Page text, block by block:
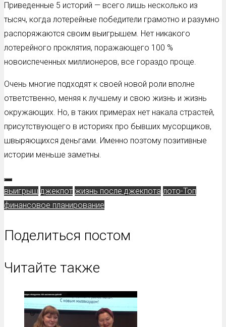
Приведенные 5 историй — всего лишь несколько из
тысяч, когда лотерейные победители грамотно и разумно
распоряжаются своим выигрышем. Нет никакого
лотерейного проклятия, поражающего 100 %
новоиспеченных миллионеров, все гораздо проще.
Очень многие подходят к своей новой роли вполне
ответственно, меняя к лучшему и свою жизнь и жизнь
окружающих. Но, в таких примерах нет накала страстей,
присутствующего в историях про бывших мусорщиков,
швыряющихся деньгами. Именно поэтому позитивные
истории меньше заметны.
выигрыш джекпот жизнь после джекпота лото-Топ
финансовое планирование
Поделиться постом
Читайте также